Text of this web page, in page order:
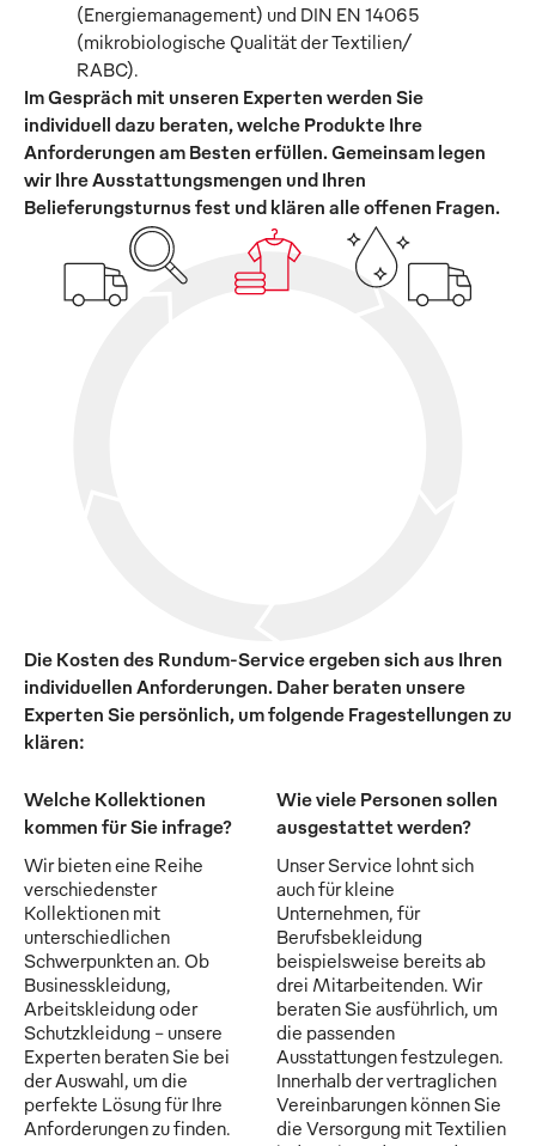
(Energiemanagement) und DIN EN 14065
(mikrobiologische Qualität der Textilien/
RABC).
Im Gespräch mit unseren Experten werden Sie
individuell dazu beraten, welche Produkte Ihre
Anforderungen am Besten erfüllen. Gemeinsam legen
wir Ihre Ausstattungsmengen und Ihren
Belieferungsturnus fest und klären alle offenen Fragen.
Die Kosten des Rundum-Service ergeben sich aus Ihren
individuellen Anforderungen. Daher beraten unsere
Experten Sie persönlich, um folgende Fragestellungen zu
klären:
Welche Kollektionen
kommen für Sie infrage?
Wir bieten eine Reihe
verschiedenster
Kollektionen mit
unterschiedlichen
Schwerpunkten an. Ob
Businesskleidung,
Arbeitskleidung oder
Schutzkleidung - unsere
Experten beraten Sie bei
der Auswahl, um die
perfekte Lösung für Ihre
Anforderungen zu finden.
Wie viele Personen sollen
ausgestattet werden?
Unser Service lohnt sich
auch für kleine
Unternehmen, für
Berufsbekleidung
beispielsweise bereits ab
drei Mitarbeitenden. Wir
beraten Sie ausführlich, um
die passenden
Ausstattungen festzulegen.
Innerhalb der vertraglichen
Vereinbarungen können Sie
die Versorgung mit Textilien